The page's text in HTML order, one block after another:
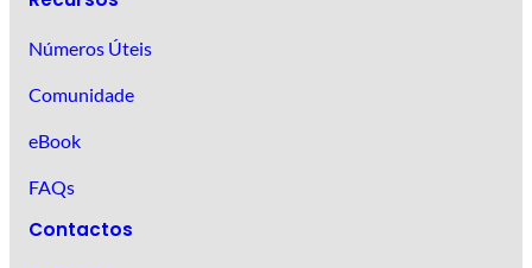
Números Úteis
Comunidade
eBook
FAQs
Contactos